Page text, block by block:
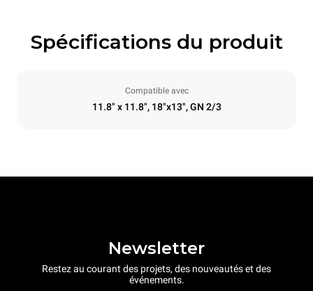
Spécifications du produit
Compatible avec
11.8" x 11.8", 18"x13", GN 2/3
Newsletter
Restez au courant des projets, des nouveautés et des
événements.